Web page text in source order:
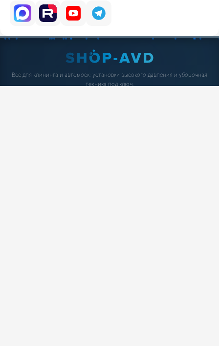
Всё для клининга и автомоек: установки высокого давления и уборочная
техника под ключ.